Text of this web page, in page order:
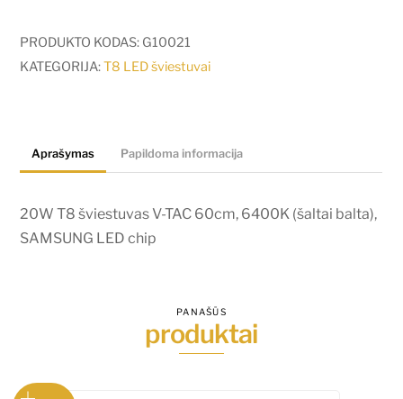
T8
šviestuvas
6400K
balta),
SAMSUNG
PRODUKTO KODAS: G10021
KATEGORIJA:T8 LED šviestuvai
Aprašymas Papildoma informacija
20W T8 šviestuvas V-TAC 60cm, 6400K (šaltai balta),
SAMSUNG LED chip
PANAŠŪS
produktai